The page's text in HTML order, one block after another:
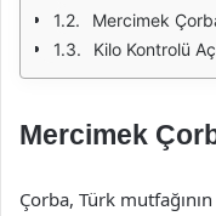
Mercimek
Kilo Kontrolü
Mercimek
Çorba, Türk